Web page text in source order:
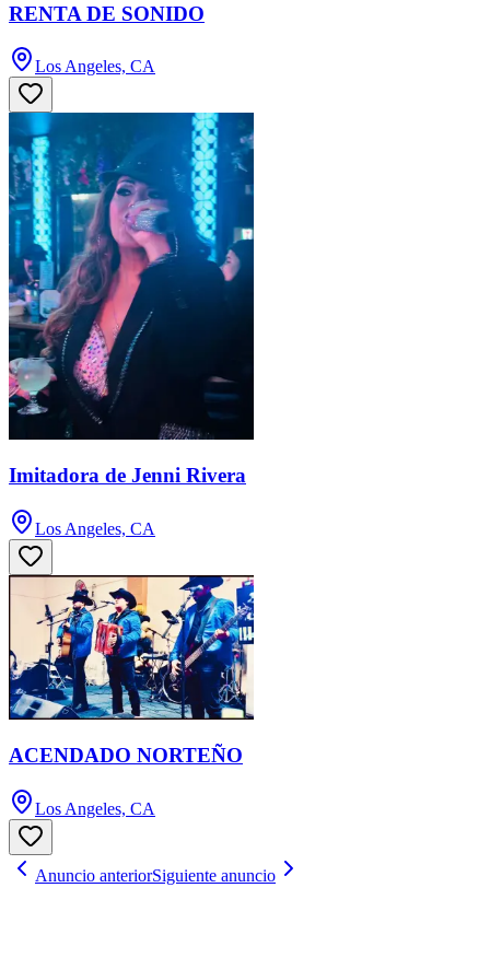
RENTA DE SONIDO
Los Angeles, CA
Imitadora de Jenni Rivera
Los Angeles, CA
ACENDADO NORTEÑO
Los Angeles, CA
Anuncio anteriorSiguiente anuncio